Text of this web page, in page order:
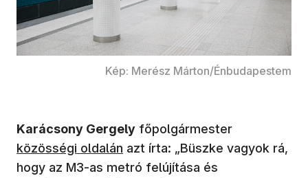
Kép: Merész Márton/Énbudapestem
Karácsony Gergely főpolgármester(új ablakban
közösségi oldalán azt írta: „Büszke vagyok rá,
hogy az M3-as metró felújítása és